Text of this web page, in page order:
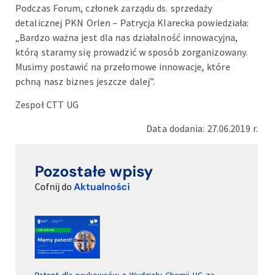
Podczas Forum, członek zarządu ds. sprzedaży
detalicznej PKN Orlen – Patrycja Klarecka powiedziała:
„Bardzo ważna jest dla nas działalność innowacyjna,
którą staramy się prowadzić w sposób zorganizowany.
Musimy postawić na przełomowe innowacje, które
pchną nasz biznes jeszcze dalej”.
Zespoł CTT UG
Data dodania: 27.06.2019 r.
Pozostałe wpisy
Cofnij do Aktualności